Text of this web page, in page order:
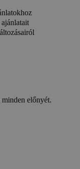
előnyét.